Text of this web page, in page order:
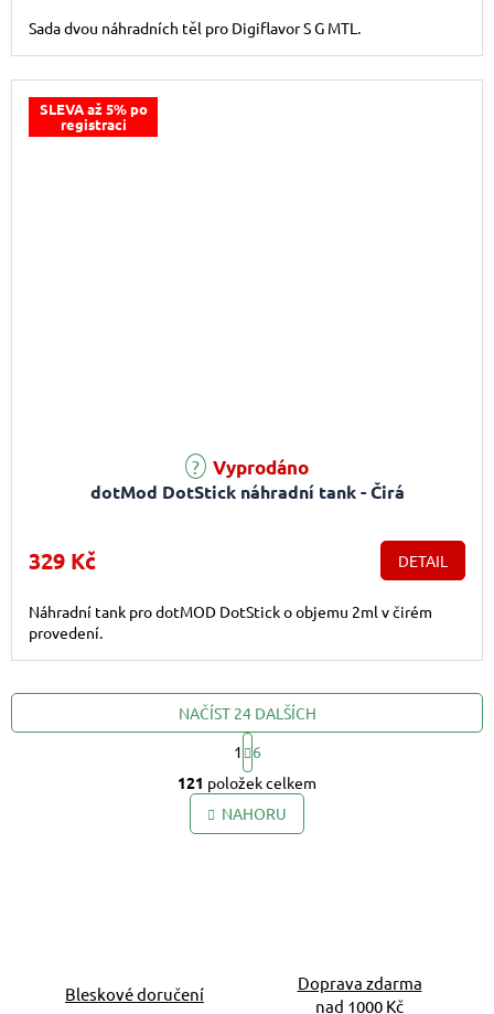
Sada dvou náhradních těl pro Digiflavor S G MTL.
SLEVA až 5% po
registraci
dotMod DotStick náhradní tank - Čirá
Vyprodáno
329 Kč DETAIL
Náhradní tank pro dotMOD DotStick o objemu 2ml v čirém
provedení.
Ovládací prvky
NAČÍST 24 DALŠÍCH
Stránkování
1
6
121 položek celkem
NAHORU
Bleskové doručení
Doprava zdarma
nad 1000 Kč